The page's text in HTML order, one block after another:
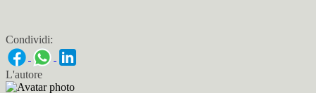
Condividi:
L'autore